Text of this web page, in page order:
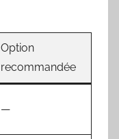
Option
recommandée
—